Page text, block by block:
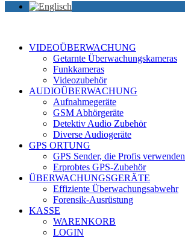
VIDEOÜBERWACHUNG
Getarnte Überwachungskameras
Funkkameras
Videozubehör
AUDIOÜBERWACHUNG
Aufnahmegeräte
GSM Abhörgeräte
Detektiv Audio Zubehör
Diverse Audiogeräte
GPS ORTUNG
GPS Sender, die Profis verwenden
Erprobtes GPS-Zubehör
ÜBERWACHUNGSGERÄTE
Effiziente Überwachungsabwehr
Forensik-Ausrüstung
KASSE
WARENKORB
LOGIN